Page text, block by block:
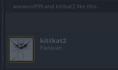
warwoolf99 and kittkat2 like this.
kittkat2
Padavan